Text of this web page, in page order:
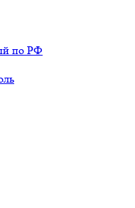
по РФ